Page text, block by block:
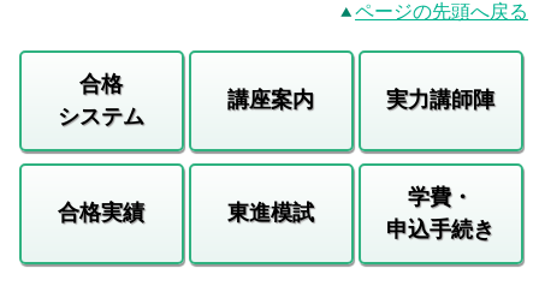
ページの先頭へ戻る
合格
システム
講座案内 実力講師陣
合格実績 東進模試
学費・
申込手続き